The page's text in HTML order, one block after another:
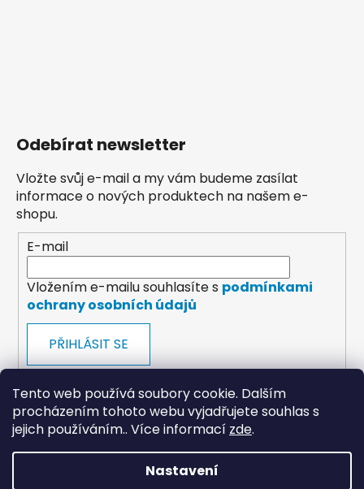
Tento web používá soubory cookie. Dalším
procházením tohoto webu vyjadřujete souhlas s
jejich používáním.. Více informací zde.
Nastavení
Odebírat newsletter
Vložte svůj e-mail a my vám budeme zasílat
informace o nových produktech na našem e-
shopu.
E-mail
Vložením e-mailu souhlasíte s podmínkami
ochrany osobních údajů
PŘIHLÁSIT SE
payments